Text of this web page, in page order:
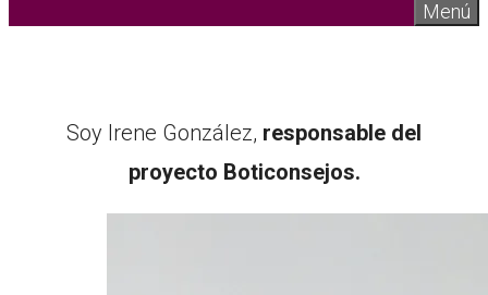
Menú
Soy Irene González, responsable del
proyecto Boticonsejos.